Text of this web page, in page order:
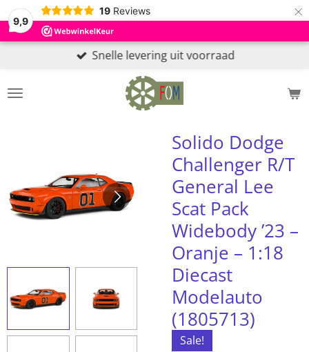
9,9
19 Reviews ×
Snelle levering uit voorraad
Solido Dodge
Challenger R/T
General Lee
Scat Pack
Widebody ’23 –
Oranje – 1:18
Diecast
Modelauto
(1805713)
Sale!